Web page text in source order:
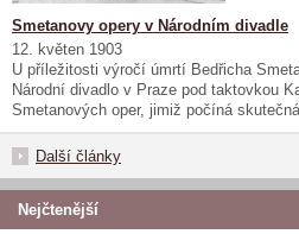
Smetanovy opery v Národním divadle
12. květen 1903
U příležitosti výročí úmrtí Bedřicha
Národní divadlo v Praze pod taktovkou
Smetanových oper, jimiž počíná
Další články
Nejčtenější